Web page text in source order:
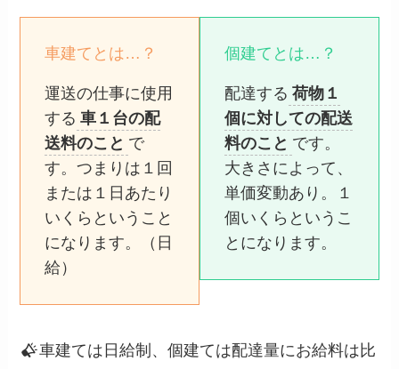
車建てとは…？
運送の仕事に使用
する 車１台の配
送料のこと で
す。つまりは１回
または１日あたり
いくらということ
になります。（日
給）
個建てとは…？
配達する 荷物１
個に対しての配送
料のこと です。
大きさによって、
単価変動あり。１
個いくらというこ
とになります。
車建ては日給制、個建ては配達量にお給料は比